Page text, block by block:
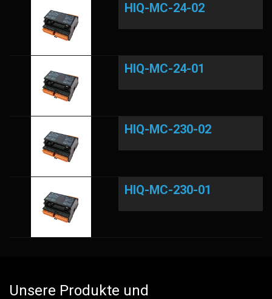
HIQ-MC-24-02
HIQ-MC-24-01
HIQ-MC-230-02
HIQ-MC-230-01
Unsere Produkte und